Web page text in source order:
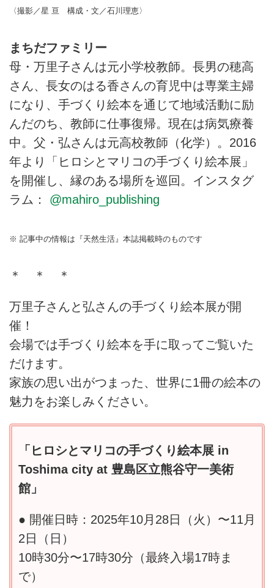
〈撮影／星 亘 構成・文／石川理恵〉
まちだファミリー
母・万里子さんは元小学校教師。長男の穂高
さん、長女のはる香さんの育児中は専業主婦
になり、手づくり絵本を通じて地域活動に励
んだのち、教師に仕事復帰。現在は病気療養
中。父・弘さんは元高校教師（化学）。2016
年より「ヒロシとマリコの手づくり絵本展」
を開催し、縁のある場所を巡回。インスタグ
ラム： @mahiro_publishing
※ 記事中の情報は『天然生活』本誌掲載時のものです
＊ ＊ ＊
万里子さんと弘さんの手づくり絵本展が開
催！
会場では手づくり絵本を手に取ってご覧いた
だけます。
家族の思い出がつまった、世界に1冊の絵本の
魅力をお楽しみください。
「ヒロシとマリコの手づくり絵本展 in
Toshima city at 豊島区立熊谷守一美術
館」
● 開催日時：2025年10月28日（火）〜11月
2日（日）
10時30分〜17時30分（最終入場17時ま
で）